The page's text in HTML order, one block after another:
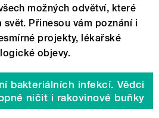
možných odvětví, které
Přinesou vám poznání i
projekty, lékařské
objevy.
bakteriálních infekcí. Vědci
ničit i rakovinové buňky